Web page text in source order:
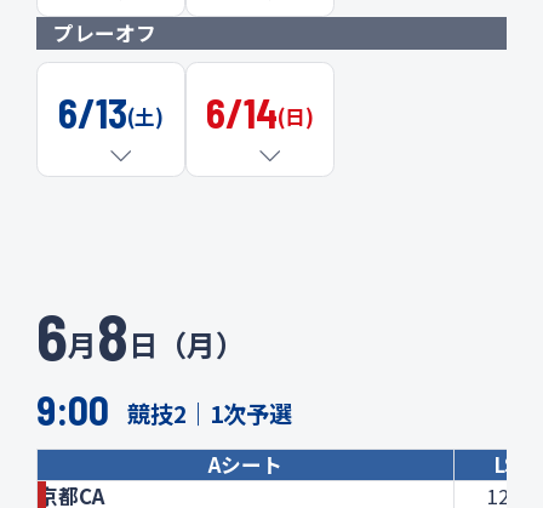
プレーオフ
6/13(土) 6/14(日)
6月8日（月）
9:00 競技2｜1次予選
Aシート
LSD
京都CA
129.0